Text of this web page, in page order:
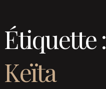
Étiquette :
Keïta